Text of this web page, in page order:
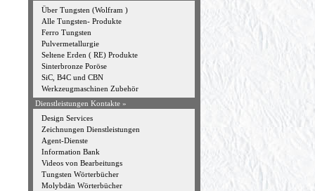
Über Tungsten (Wolfram )
Alle Tungsten- Produkte
Ferro Tungsten
Pulvermetallurgie
Seltene Erden ( RE) Produkte
Sinterbronze Poröse
SiC, B4C und CBN
Werkzeugmaschinen Zubehör
Dienstleistungen Kontakte »
Design Services
Zeichnungen Dienstleistungen
Agent-Dienste
Information Bank
Videos von Bearbeitungs
Tungsten Wörterbücher
Molybdän Wörterbücher